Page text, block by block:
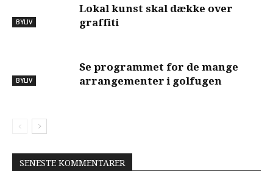
BYLIV
Lokal kunst skal dække over
graffiti
BYLIV
Se programmet for de mange
arrangementer i golfugen
SENESTE KOMMENTARER